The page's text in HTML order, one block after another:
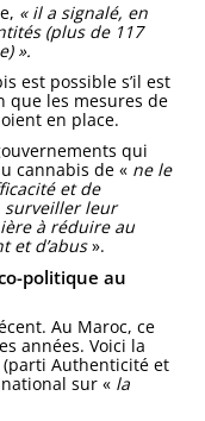
« il a signalé, en
(plus de 117
».
est possible s’il est
que les mesures de
en place.
qui
cannabis de « ne le
et de
surveiller leur
à réduire au
et d’abus».
politique au
Au Maroc, ce
années. Voici la
(parti Authenticité et
sur « la